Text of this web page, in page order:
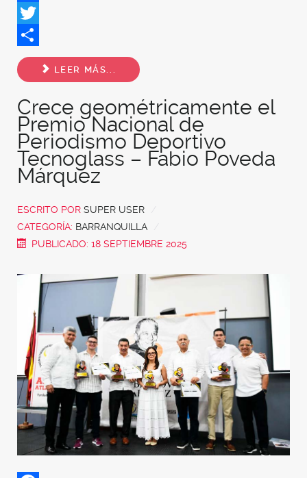
Facebook
Twitter
Share
LEER MÁS...
Crece geométricamente el
Premio Nacional de
Periodismo Deportivo
Tecnoglass – Fabio Poveda
Márquez
ESCRITO POR SUPER USER
CATEGORÍA: BARRANQUILLA
PUBLICADO: 18 SEPTIEMBRE 2025